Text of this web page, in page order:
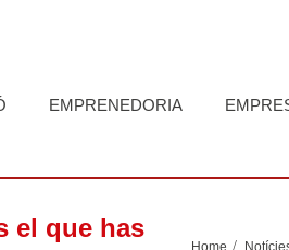
EMPRENEDORIA
el que has
Home